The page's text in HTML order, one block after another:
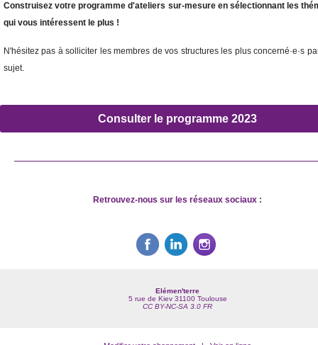
Construisez votre programme d'ateliers sur-mesure en sélectionnant les
qui vous intéressent le plus !
N'hésitez pas à solliciter les membres de vos structures les plus concerné·e·s
sujet.
Consulter le programme 2023
Retrouvez-nous sur les réseaux sociaux :
Elémen'terre
5 rue de Kiev 31100 Toulouse
CC BY-NC-SA 3.0 FR